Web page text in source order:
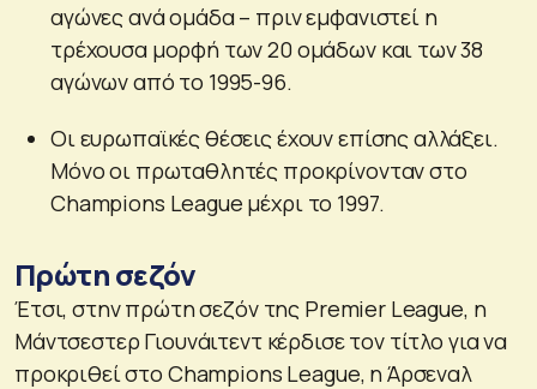
αγώνες ανά ομάδα – πριν εμφανιστεί η
τρέχουσα μορφή των 20 ομάδων και των 38
αγώνων από το 1995-96.
Οι ευρωπαϊκές θέσεις έχουν επίσης αλλάξει.
Μόνο οι πρωταθλητές προκρίνονταν στο
Champions League μέχρι το 1997.
Πρώτη σεζόν
Έτσι, στην πρώτη σεζόν της Premier League, η
Μάντσεστερ Γιουνάιτεντ κέρδισε τον τίτλο για να
προκριθεί στο Champions League, η Άρσεναλ